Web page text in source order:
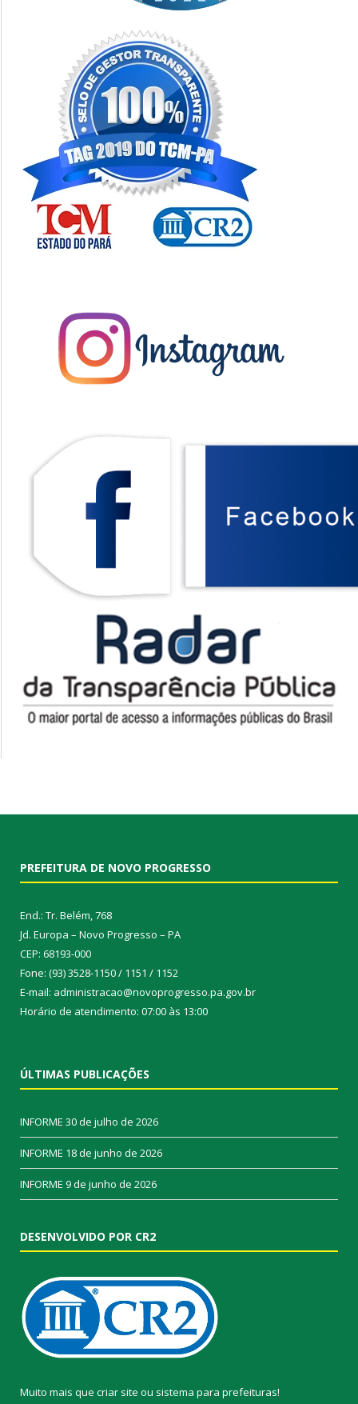
PREFEITURA DE NOVO PROGRESSO
End.: Tr. Belém, 768
Jd. Europa – Novo Progresso – PA
CEP: 68193-000
Fone: (93) 3528-1150 / 1151 / 1152
E-mail: administracao@novoprogresso.pa.gov.br
Horário de atendimento: 07:00 às 13:00
ÚLTIMAS PUBLICAÇÕES
INFORME 30 de julho de 2026
INFORME 18 de junho de 2026
INFORME 9 de junho de 2026
DESENVOLVIDO POR CR2
Muito mais que criar site ou sistema para prefeituras!